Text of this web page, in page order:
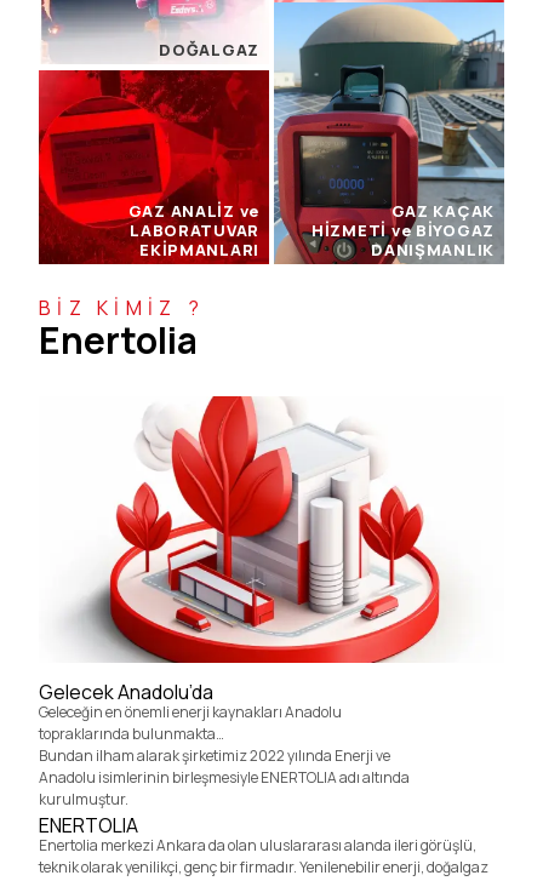
DOĞALGAZ
GAZ ANALİZ ve
LABORATUVAR
EKİPMANLARI
GAZ KAÇAK
HİZMETİ ve BİYOGAZ
DANIŞMANLIK
BİZ KİMİZ ?
Enertolia
Gelecek Anadolu’da
Geleceğin en önemli enerji kaynakları Anadolu
topraklarında bulunmakta…
Bundan ilham alarak şirketimiz 2022 yılında Enerji ve
Anadolu isimlerinin birleşmesiyle ENERTOLIA adı altında
kurulmuştur.
ENERTOLIA
Enertolia merkezi Ankara da olan uluslararası alanda ileri görüşlü,
teknik olarak yenilikçi, genç bir firmadır. Yenilenebilir enerji, doğalgaz